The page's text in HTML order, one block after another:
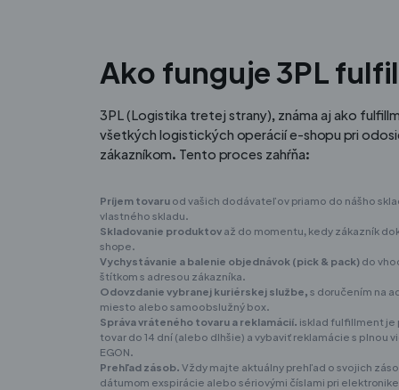
Ako funguje 3PL
3PL (Logistika tretej strany), známa aj ako
všetkých logistických operácií e-shopu pri
zákazníkom. Tento proces zahŕňa:
Príjem tovaruod vašich dodávateľov priamo do nášho
vlastného skladu.
Skladovanie produktovaž do momentu, kedy zákazník
shope.
Vychystávanie a balenie objednávok (pick & pack)do
štítkom s adresou zákazníka.
Odovzdanie vybranej kuriérskej službe, s doručením na
miesto alebo samoobslužný box.
Správa vráteného tovaru a reklamácií. isklad fulfillment je
tovar do 14 dní (alebo dlhšie) a vybaviť reklamácie s plnou
EGON.
Prehľad zásob. Vždy majte aktuálny prehľad o svojich
dátumom exspirácie alebo sériovými číslami pri